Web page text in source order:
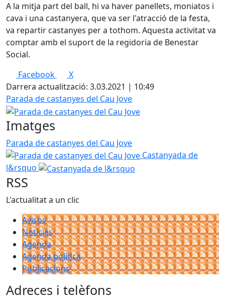
A la mitja part del ball, hi va haver panellets, moniatos i
cava i una castanyera, que va ser l'atracció de la festa,
va repartir castanyes per a tothom. Aquesta activitat va
comptar amb el suport de la regidoria de Benestar
Social.
Facebook
X
Darrera actualització: 3.03.2021 | 10:49
Parada de castanyes del Cau Jove
Imatges
Parada de castanyes del Cau Jove
Castanyada de
l&rsquo
RSS
L'actualitat a un clic
Avisos
Notícies
Agenda
Agenda política
Publicacions
Adreces i telèfons